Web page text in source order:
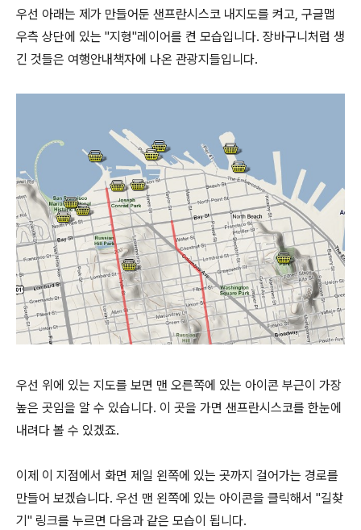
우선 아래는 제가 만들어둔 샌프란시스코 내지도를 켜고, 구글맵
우측 상단에 있는 "지형"레이어를 켠 모습입니다. 장바구니처럼 생
긴 것들은 여행안내책자에 나온 관광지들입니다.
우선 위에 있는 지도를 보면 맨 오른쪽에 있는 아이콘 부근이 가장
높은 곳임을 알 수 있습니다. 이 곳을 가면 샌프란시스코를 한눈에
내려다 볼 수 있겠죠.
이제 이 지점에서 화면 제일 왼쪽에 있는 곳까지 걸어가는 경로를
만들어 보겠습니다. 우선 맨 왼쪽에 있는 아이콘을 클릭해서 "길찾
기" 링크를 누르면 다음과 같은 모습이 됩니다.